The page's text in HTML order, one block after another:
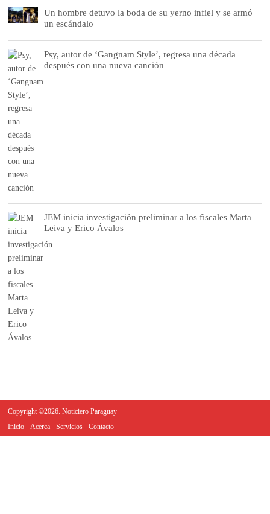
Un hombre detuvo la boda de su yerno infiel y se armó
un escándalo
Psy, autor de ‘Gangnam Style’, regresa una década
después con una nueva canción
JEM inicia investigación preliminar a los fiscales Marta
Leiva y Erico Ávalos
Copyright ©2026. Noticiero Paraguay
Inicio
Acerca Servicios Contacto